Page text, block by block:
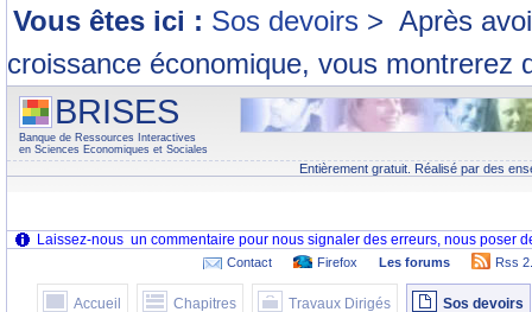
Vous êtes ici : Sos devoirs > Après
croissance économique, vous
BRISES
Banque de Ressources Interactives
en Sciences Economiques et Sociales
Entièrement gratuit. Réalisé par des
Contact Firefox Les forums Rss
Accueil Chapitres Travaux Dirigés Sos devoirs